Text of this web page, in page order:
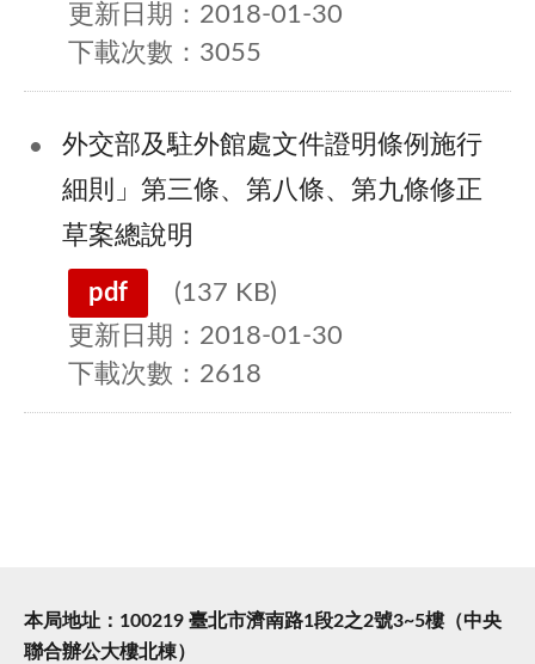
更新日期：2018-01-30
下載次數：3055
外交部及駐外館處文件證明條例施行
細則」第三條、第八條、第九條修正
草案總說明
pdf
(137 KB)
更新日期：2018-01-30
下載次數：2618
本局地址：100219 臺北市濟南路1段2之2號3~5樓（中央
聯合辦公大樓北棟）